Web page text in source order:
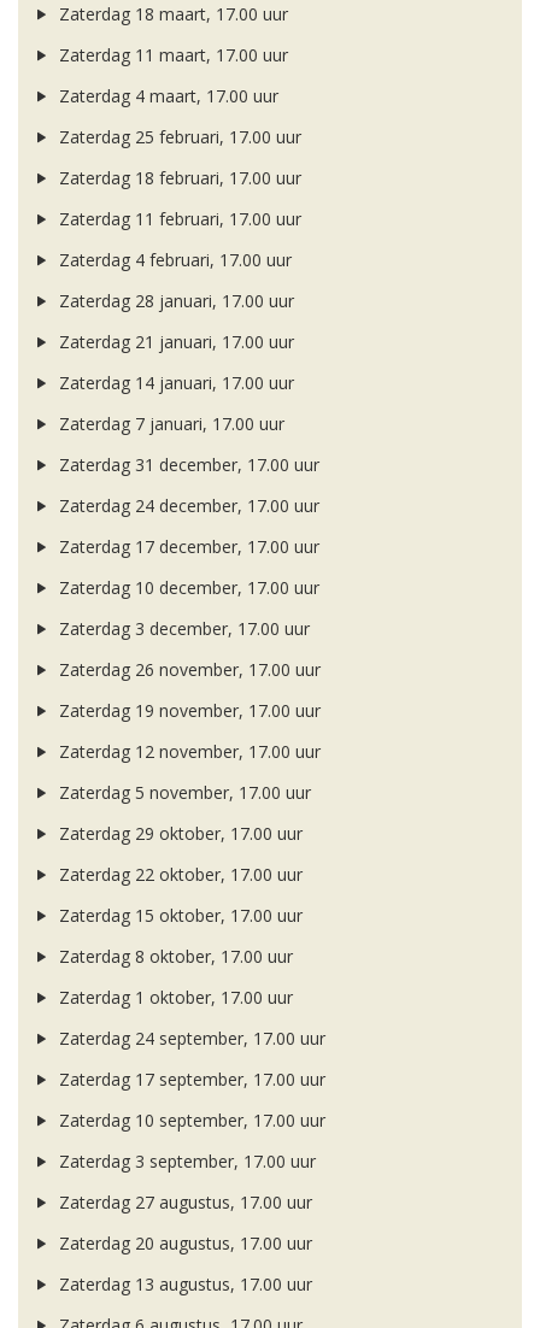
Zaterdag 18 maart, 17.00 uur
Zaterdag 11 maart, 17.00 uur
Zaterdag 4 maart, 17.00 uur
Zaterdag 25 februari, 17.00 uur
Zaterdag 18 februari, 17.00 uur
Zaterdag 11 februari, 17.00 uur
Zaterdag 4 februari, 17.00 uur
Zaterdag 28 januari, 17.00 uur
Zaterdag 21 januari, 17.00 uur
Zaterdag 14 januari, 17.00 uur
Zaterdag 7 januari, 17.00 uur
Zaterdag 31 december, 17.00 uur
Zaterdag 24 december, 17.00 uur
Zaterdag 17 december, 17.00 uur
Zaterdag 10 december, 17.00 uur
Zaterdag 3 december, 17.00 uur
Zaterdag 26 november, 17.00 uur
Zaterdag 19 november, 17.00 uur
Zaterdag 12 november, 17.00 uur
Zaterdag 5 november, 17.00 uur
Zaterdag 29 oktober, 17.00 uur
Zaterdag 22 oktober, 17.00 uur
Zaterdag 15 oktober, 17.00 uur
Zaterdag 8 oktober, 17.00 uur
Zaterdag 1 oktober, 17.00 uur
Zaterdag 24 september, 17.00 uur
Zaterdag 17 september, 17.00 uur
Zaterdag 10 september, 17.00 uur
Zaterdag 3 september, 17.00 uur
Zaterdag 27 augustus, 17.00 uur
Zaterdag 20 augustus, 17.00 uur
Zaterdag 13 augustus, 17.00 uur